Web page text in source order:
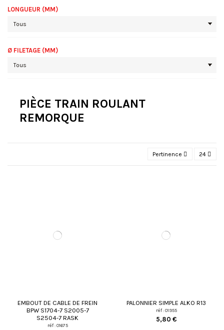
PIÈCE TRAIN ROULANT
REMORQUE
Pertinence 24
EMBOUT DE CABLE DE FREIN
BPW S1704-7 S2005-7
S2504-7 RASK
réf : 01675
PALONNIER SIMPLE ALKO R13
réf : 01955
5,80 €
LONGUEUR (MM)
Ø FILETAGE (MM)